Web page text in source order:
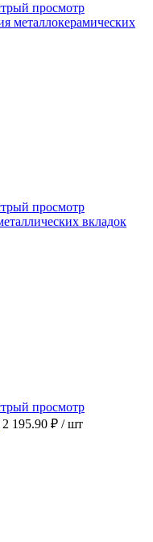
просмотр
металлокерамических
просмотр
вкладок
просмотр
2 195.90 ₽ / шт